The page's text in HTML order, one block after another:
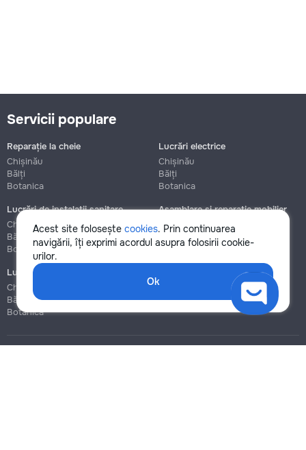
Acest site folosește cookies. Prin continuarea
navigării, îți exprimi acordul asupra folosirii cookie-
urilor.
Ok
Servicii populare
Reparație la cheie
Chișinău
Bălți
Botanica
Lucrări electrice
Chișinău
Bălți
Botanica
Lucrări de instalații sanitare
Chișinău
Bălți
Botanica
Asamblare și reparație mobilier
Chișinău
Botanica
Lucrări de construcție și instalare
Chișinău
Bălți
Botanica